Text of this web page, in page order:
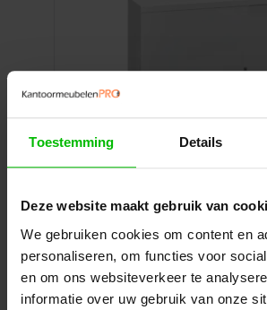
Toestemming Details
Deze website maakt gebruik van
We gebruiken cookies om content en
personaliseren, om functies voor
en om ons websiteverkeer te
informatie over uw gebruik van onze
Schuifdeurkast | 100x166x40cm
Compacte schuifdeurkast van
Ruimtebesparend ontwerp met
voor een efficiënte